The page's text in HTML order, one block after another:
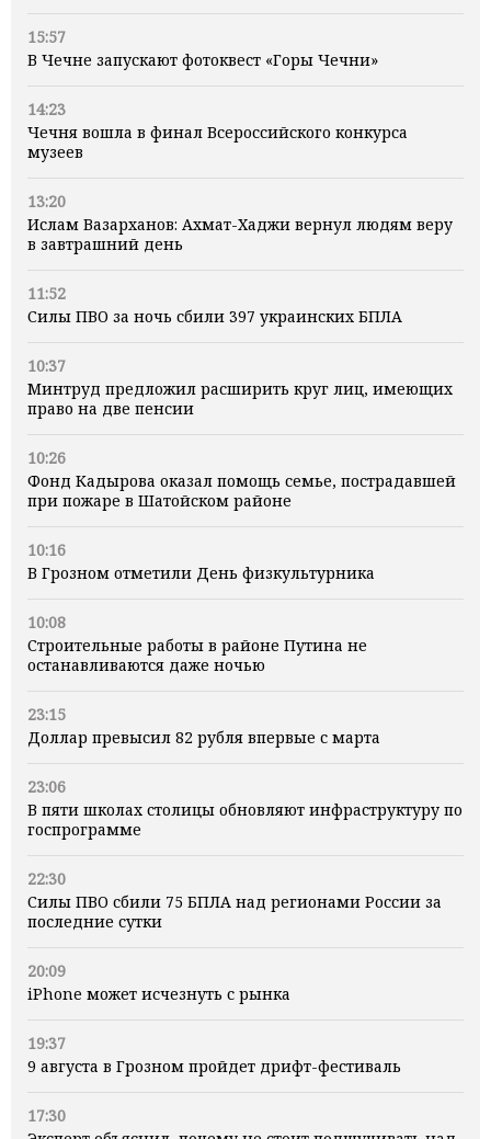
15:57
В Чечне запускают фотоквест «Горы Чечни»
14:23
Чечня вошла в финал Всероссийского конкурса
музеев
13:20
Ислам Вазарханов: Ахмат-Хаджи вернул людям веру
в завтрашний день
11:52
Силы ПВО за ночь сбили 397 украинских БПЛА
10:37
Минтруд предложил расширить круг лиц, имеющих
право на две пенсии
10:26
Фонд Кадырова оказал помощь семье, пострадавшей
при пожаре в Шатойском районе
10:16
В Грозном отметили День физкультурника
10:08
Строительные работы в районе Путина не
останавливаются даже ночью
23:15
Доллар превысил 82 рубля впервые с марта
23:06
В пяти школах столицы обновляют инфраструктуру по
госпрограмме
22:30
Силы ПВО сбили 75 БПЛА над регионами России за
последние сутки
20:09
iPhone может исчезнуть с рынка
19:37
9 августа в Грозном пройдет дрифт-фестиваль
17:30